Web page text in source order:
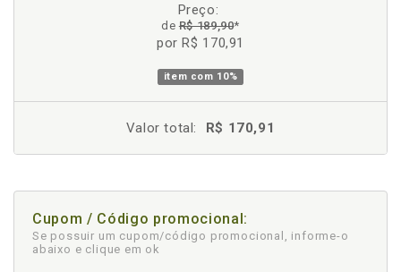
Preço:
deR$ 189,90*
por R$ 170,91
item com 10%
Valor total: R$ 170,91
Cupom / Código promocional:
Se possuir um cupom/código promocional, informe-o
abaixo e clique em ok